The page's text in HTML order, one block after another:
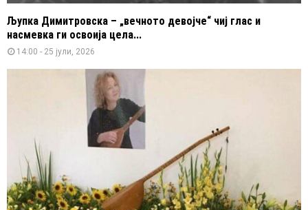
Љупка Димитровска – „вечното девојче“ чиј глас и
насмевка ги освоија цела...
14:00 - 25 јули, 2026